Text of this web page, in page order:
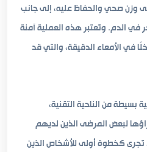
وزن صحي والحفاظ عليه، إلى جانب
الدم. وتُعتبر هذه العملية آمنة
في الأمعاء الدقيقة، والتي قد
من الناحية التقنية،
لبعض المرضى الذين لديهم
تُجرى كخطوة أولى للأشخاص الذين